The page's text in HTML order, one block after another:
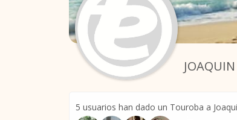
5 usuarios han dado un Touroba a